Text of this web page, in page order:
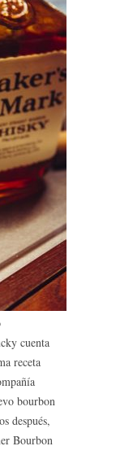
cuenta
receta
bourbon
después,
Bourbon